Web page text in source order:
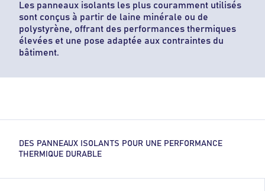
Les panneaux isolants les plus couramment utilisés
sont conçus à partir de laine minérale ou de
polystyrène, offrant des performances thermiques
élevées et une pose adaptée aux contraintes du
bâtiment.
DES PANNEAUX ISOLANTS POUR UNE PERFORMANCE
THERMIQUE DURABLE